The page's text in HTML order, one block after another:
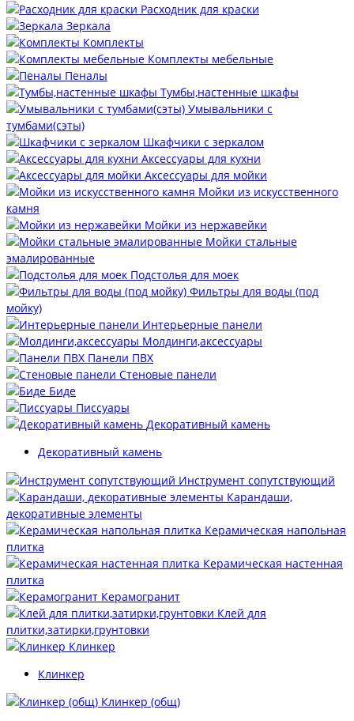
Расходник для краски
Зеркала
Комплекты
Комплекты мебельные
Пеналы
Тумбы,настенные шкафы
Умывальники с
тумбами(сэты)
Шкафчики с зеркалом
Аксессуары для кухни
Аксессуары для мойки
Мойки из искусственного
камня
Мойки из нержавейки
Мойки стальные
эмалированные
Подстолья для моек
Фильтры для воды (под
мойку)
Интерьерные панели
Молдинги,аксессуары
Панели ПВХ
Стеновые панели
Биде
Писсуары
Декоративный камень
Декоративный камень
Инструмент сопутствующий
Карандаши,
декоративные элементы
Керамическая напольная
плитка
Керамическая настенная
плитка
Керамогранит
Клей для
плитки,затирки,грунтовки
Клинкер
Клинкер
Клинкер (общ)